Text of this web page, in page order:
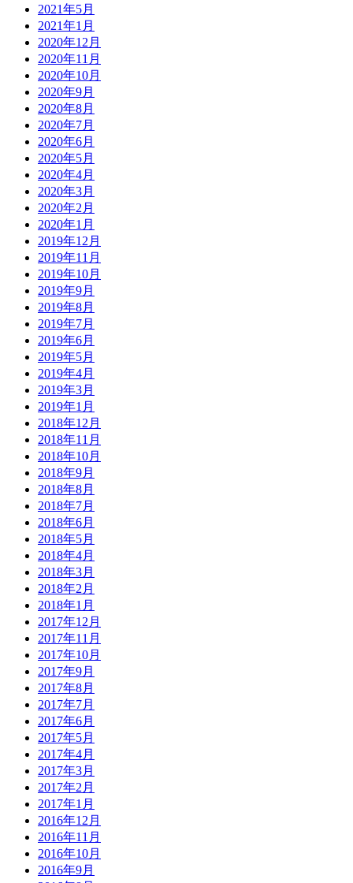
2021年5月
2021年1月
2020年12月
2020年11月
2020年10月
2020年9月
2020年8月
2020年7月
2020年6月
2020年5月
2020年4月
2020年3月
2020年2月
2020年1月
2019年12月
2019年11月
2019年10月
2019年9月
2019年8月
2019年7月
2019年6月
2019年5月
2019年4月
2019年3月
2019年1月
2018年12月
2018年11月
2018年10月
2018年9月
2018年8月
2018年7月
2018年6月
2018年5月
2018年4月
2018年3月
2018年2月
2018年1月
2017年12月
2017年11月
2017年10月
2017年9月
2017年8月
2017年7月
2017年6月
2017年5月
2017年4月
2017年3月
2017年2月
2017年1月
2016年12月
2016年11月
2016年10月
2016年9月